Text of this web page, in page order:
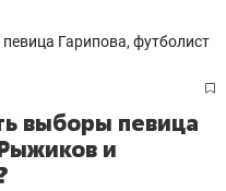
выборы певица
и